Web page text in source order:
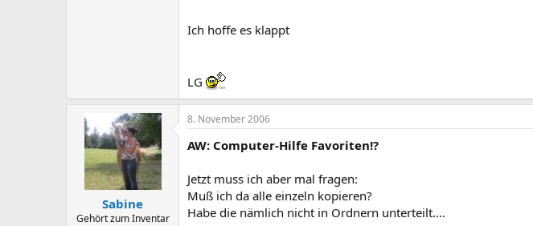
Ich hoffe es klappt
LG
Sabine
Gehört zum Inventar
8. November 2006
AW: Computer-Hilfe Favoriten!?
Jetzt muss ich aber mal fragen:
Muß ich da alle einzeln kopieren?
Habe die nämlich nicht in Ordnern unterteilt....